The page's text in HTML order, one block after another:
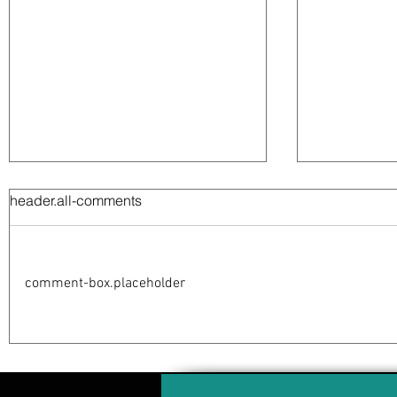
Colombia bajo un fuerte
detención
header.all-comments
comment-box.placeholder